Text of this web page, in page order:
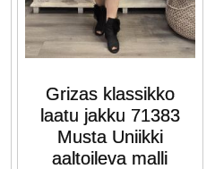
Grizas klassikko
laatu jakku 71383
Musta Uniikki
aaltoileva malli